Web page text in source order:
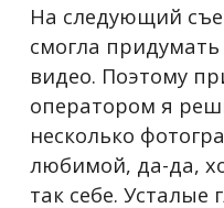
На следующий
смогла
видео. Поэтому
оператором я
несколько
любимой, да-да,
так себе. Усталые